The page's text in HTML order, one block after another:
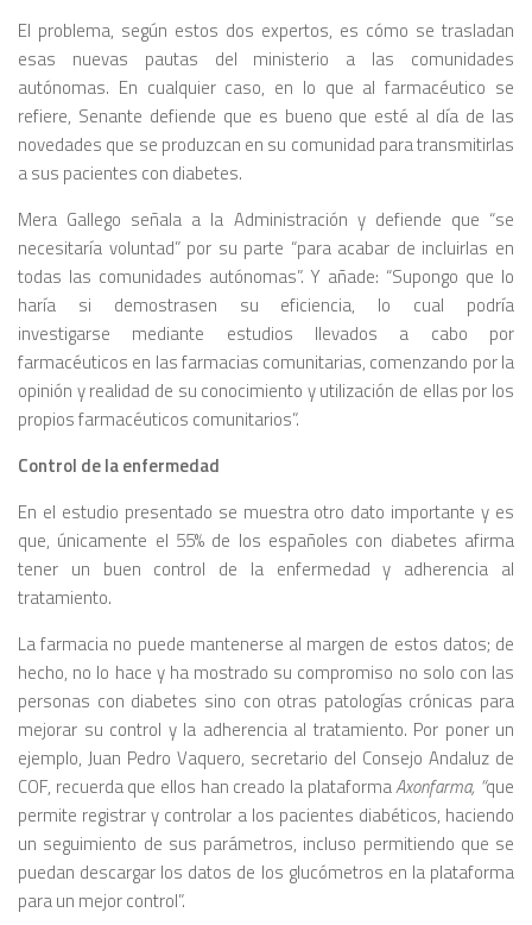
El problema, según estos dos expertos, es cómo se trasladan
esas nuevas pautas del ministerio a las comunidades
autónomas. En cualquier caso, en lo que al farmacéutico se
refiere, Senante defiende que es bueno que esté al día de las
novedades que se produzcan en su comunidad para transmitirlas
a sus pacientes con diabetes.
Mera Gallego señala a la Administración y defiende que “se
necesitaría voluntad” por su parte “para acabar de incluirlas en
todas las comunidades autónomas”. Y añade: “Supongo que lo
haría si demostrasen su eficiencia, lo cual podría
investigarse mediante estudios llevados a cabo por
farmacéuticos en las farmacias comunitarias, comenzando por la
opinión y realidad de su conocimiento y utilización de ellas por los
propios farmacéuticos comunitarios”.
Control de la enfermedad
En el estudio presentado se muestra otro dato importante y es
que, únicamente el 55% de los españoles con diabetes afirma
tener un buen control de la enfermedad y adherencia al
tratamiento.
La farmacia no puede mantenerse al margen de estos datos; de
hecho, no lo hace y ha mostrado su compromiso no solo con las
personas con diabetes sino con otras patologías crónicas para
mejorar su control y la adherencia al tratamiento. Por poner un
ejemplo, Juan Pedro Vaquero, secretario del Consejo Andaluz de
COF, recuerda que ellos han creado la plataformaAxonfarma, “que
permite registrar y controlar a los pacientes diabéticos, haciendo
un seguimiento de sus parámetros, incluso permitiendo que se
puedan descargar los datos de los glucómetros en la plataforma
para un mejor control”.